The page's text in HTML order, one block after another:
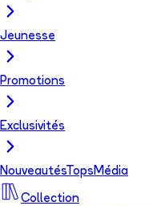
Jeunesse
Promotions
Exclusivités
NouveautésTops Média
Collection